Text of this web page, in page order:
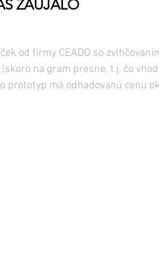
ZAUJALO
od firmy CEADO so
na gram presne, t.j. čo
prototyp má odhadovanú cenu